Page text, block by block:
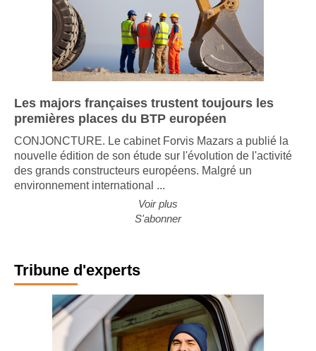
Les majors françaises trustent toujours les
premières places du BTP européen
CONJONCTURE. Le cabinet Forvis Mazars a publié la
nouvelle édition de son étude sur l'évolution de l'activité
des grands constructeurs européens. Malgré un
Voir plus
Tribune d'experts